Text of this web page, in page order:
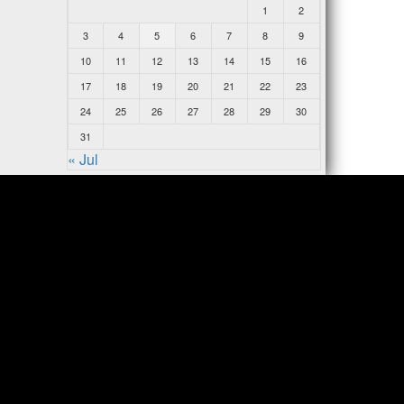
1
2
3
4 5 6 7 8
9
10
11 12 13 14 15
16
17
18 19 20 21 22
23
24
25 26 27 28 29
30
31
« Jul